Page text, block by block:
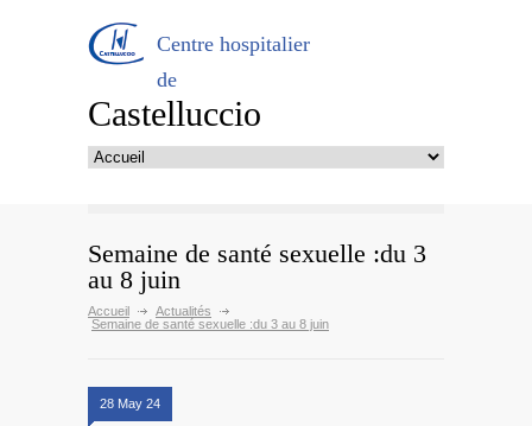
Centre hospitalier
de
Castelluccio
Semaine de santé sexuelle :du 3
au 8 juin
Accueil
Actualités
Semaine de santé sexuelle :du 3 au 8 juin
28 May 24